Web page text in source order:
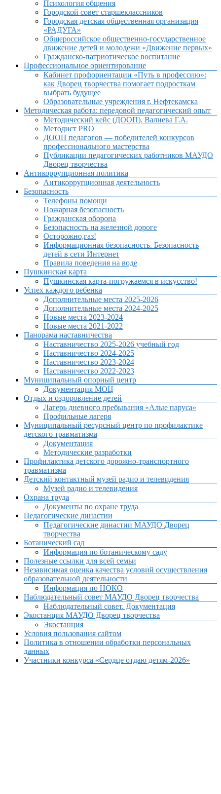
Психология общения
Городской совет старшеклассников
Городская детская общественная организация
«РАДУГА»
Общероссийское общественно-государственное
движение детей и молодежи «Движение первых»
Гражданско-патриотическое воспитание
Профессиональное ориентирование
Кабинет профориентации «Путь в профессию»:
как Дворец творчества помогает подросткам
выбрать будущее
Образовательные учреждения г. Нефтекамска
Методическая работа: передовой педагогический опыт
Методический кейс (ДООП). Валиева Г.А.
Методист PRO
ДООП педагогов — победителей конкурсов
профессионального мастерства
Публикации педагогических работников МАУДО
Дворец творчества
Антикоррупционная политика
Антикоррупционная деятельность
Безопасность
Телефоны помощи
Пожарная безопасность
Гражданская оборона
Безопасность на железной дороге
Осторожно,газ!
Информационная безопасность. Безопасность
детей в сети Интернет
Правила поведения на воде
Пушкинская карта
Пушкинская карта-погружаемся в искусство!
Успех каждого ребенка
Дополнительные места 2025-2026
Дополнительные места 2024-2025
Новые места 2023-2024
Новые места 2021-2022
Панорама наставничества
Наставничество 2025-2026 учебный год
Наставничество 2024-2025
Наставничество 2023-2024
Наставничество 2022-2023
Муниципальный опорный центр
Документация МОЦ
Отдых и оздоровление детей
Лагерь дневного пребывания «Алые паруса»
Профильные лагеря
Муниципальный ресурсный центр по профилактике
детского травматизма
Документация
Методические разработки
Профилактика детского дорожно-транспортного
травматизма
Детский контактный музей радио и телевидения
Музей радио и телевидения
Охрана труда
Документы по охране труда
Педагогические династии
Педагогические династии МАУДО Дворец
творчества
Ботанический сад
Информация по ботаническому саду
Полезные ссылки для всей семьи
Независимая оценка качества условий осуществления
образовательной деятельности
Информация по НОКО
Наблюдательный совет МАУДО Дворец творчества
Наблюдательный совет. Документация
Экостанция МАУДО Дворец творчества
Экостанция
Условия пользования сайтом
Политика в отношении обработки персональных
данных
Участники конкурса «Сердце отдаю детям-2026»